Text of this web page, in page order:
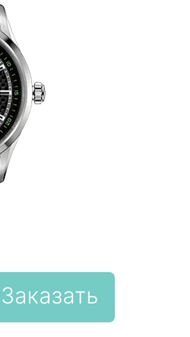
Заказать